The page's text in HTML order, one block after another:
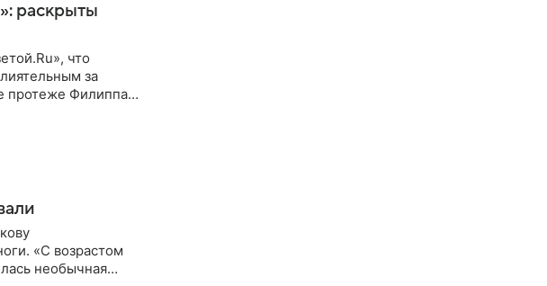
раскрыты
что
за
протеже Филиппа
«С возрастом
необычная